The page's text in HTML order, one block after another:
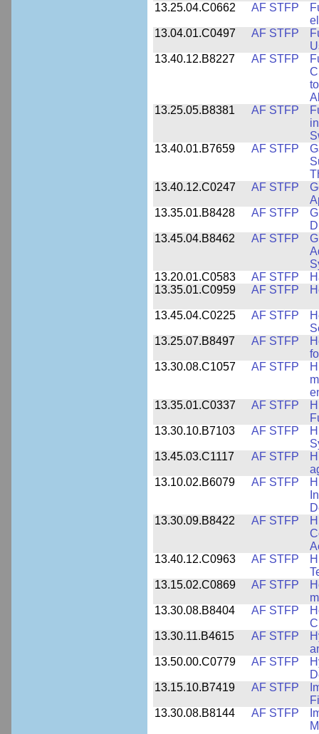
13.25.04.C0662 AF STFP
13.04.01.C0497
AF STFP
13.40.12.B8227
AF STFP
13.25.05.B8381
AF STFP
13.40.01.B7659
AF STFP
13.40.12.C0247
AF STFP
13.35.01.B8428
AF STFP
13.45.04.B8462
AF STFP
13.20.01.C0583
AF STFP
13.35.01.C0959
AF STFP
13.45.04.C0225 AF STFP
13.25.07.B8497
AF STFP
13.30.08.C1057
AF STFP
13.35.01.C0337
AF STFP
13.30.10.B7103
AF STFP
13.45.03.C1117
AF STFP
13.10.02.B6079
AF STFP
13.30.09.B8422
AF STFP
13.40.12.C0963
AF STFP
13.15.02.C0869
AF STFP
13.30.08.B8404
AF STFP
13.30.11.B4615
AF STFP
13.50.00.C0779
AF STFP
13.15.10.B7419
AF STFP
13.30.08.B8144
AF STFP